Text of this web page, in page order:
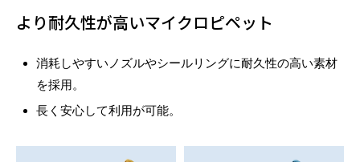
より耐久性が高いマイクロピペット
消耗しやすいノズルやシールリングに耐久性の高い素材
を採用。
長く安心して利用が可能。